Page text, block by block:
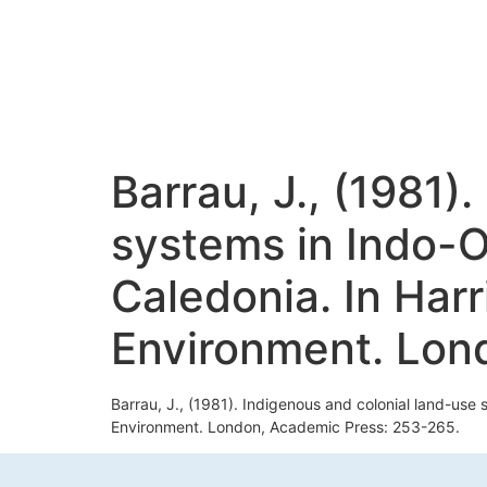
Barrau, J.,
systems in Indo-
Caledonia. In
Environment.
Barrau, J., (1981). Indigenous and colonial land-use
Environment. London, Academic Press: 253-265.